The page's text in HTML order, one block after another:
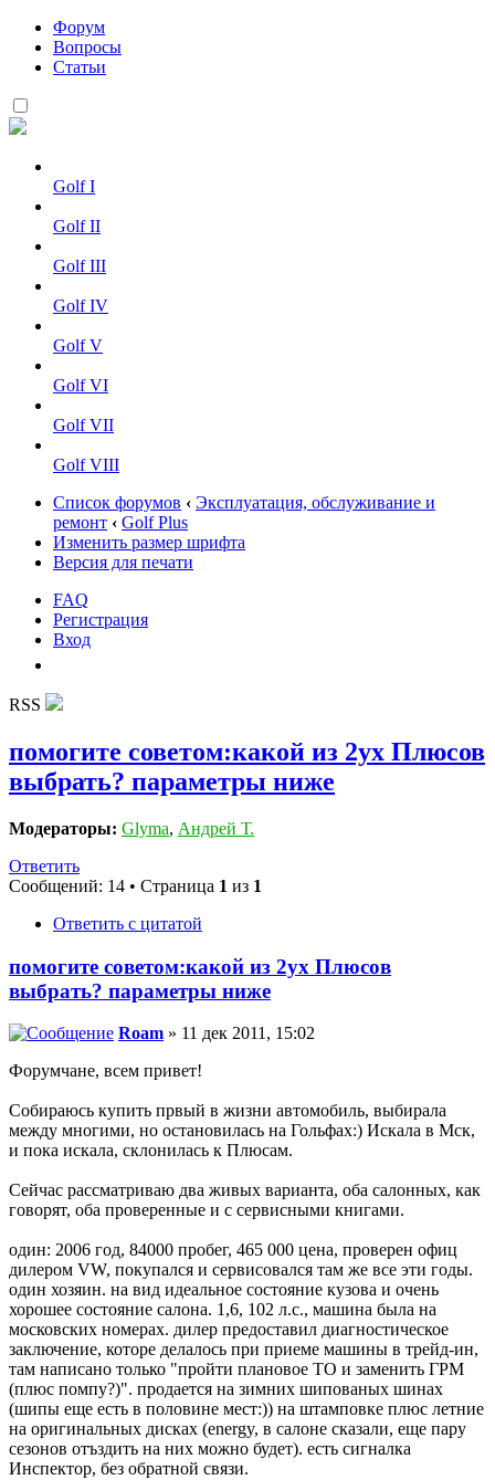
Форум
Вопросы
Статьи
Golf I
Golf II
Golf III
Golf IV
Golf V
Golf VI
Golf VII
Golf VIII
Список форумов ‹ Эксплуатация, обслуживание и
ремонт ‹ Golf Plus
Изменить размер шрифта
Версия для печати
FAQ
Регистрация
Вход
RSS
помогите советом:какой из 2ух Плюсов
выбрать? параметры ниже
Модераторы: Glyma, Андрей Т.
Ответить
Сообщений: 14 • Страница 1 из 1
Ответить с цитатой
помогите советом:какой из 2ух Плюсов
выбрать? параметры ниже
Roam » 11 дек 2011, 15:02
Форумчане, всем привет!
Собираюсь купить првый в жизни автомобиль, выбирала
между многими, но остановилась на Гольфах:) Искала в Мск,
и пока искала, склонилась к Плюсам.
Сейчас рассматриваю два живых варианта, оба салонных, как
говорят, оба проверенные и с сервисными книгами.
один: 2006 год, 84000 пробег, 465 000 цена, проверен офиц
дилером VW, покупался и сервисовался там же все эти годы.
один хозяин. на вид идеальное состояние кузова и очень
хорошее состояние салона. 1,6, 102 л.с., машина была на
московских номерах. дилер предоставил диагностическое
заключение, которе делалось при приеме машины в трейд-ин,
там написано только "пройти плановое ТО и заменить ГРМ
(плюс помпу?)". продается на зимних шипованых шинах
(шипы еще есть в половине мест:)) на штамповке плюс летние
на оригинальных дисках (energy, в салоне сказали, еще пару
сезонов отъздить на них можно будет). есть сигналка
Инспектор, без обратной связи.